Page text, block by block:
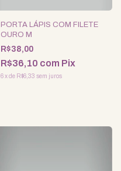
PORTA LÁPIS COM FILETE
OURO M
R$38,00
R$36,10 com Pix
6 xde R$6,33 sem juros